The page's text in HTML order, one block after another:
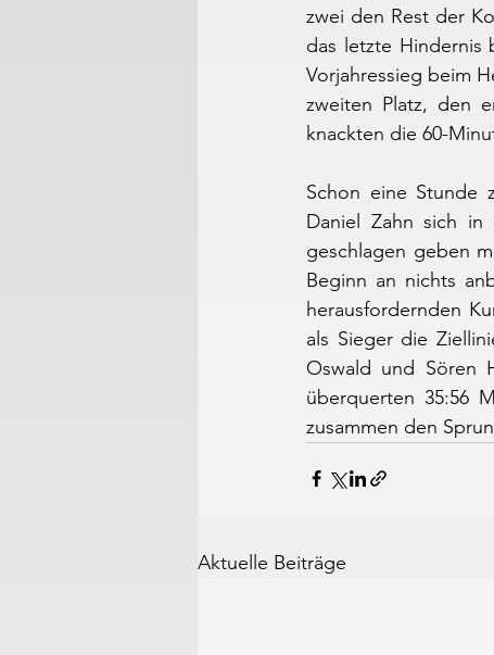
zwei den Rest der
das letzte Hindernis
Vorjahressieg beim
zweiten Platz, den
knackten die 60-
Schon eine Stunde
Daniel Zahn sich in
geschlagen geben
Beginn an nichts
herausfordernden
als Sieger die
Oswald und Sören
überquerten 35:56
zusammen den
Aktuelle Beiträge